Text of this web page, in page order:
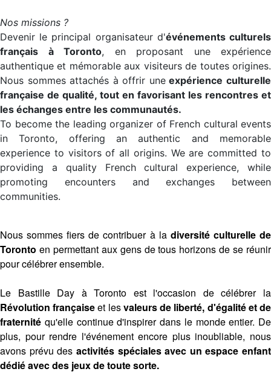
Nos missions ?
Devenir le principal organisateur d'événements culturels
français à Toronto, en proposant une expérience
authentique et mémorable aux visiteurs de toutes origines.
Nous sommes attachés à offrir uneexpérience culturelle
française de qualité, tout en favorisant les rencontres et
les échanges entre les communautés.
To become the leading organizer of French cultural events
in Toronto, offering an authentic and memorable
experience to visitors of all origins. We are committed to
providing a quality French cultural experience, while
promoting encounters and exchanges between
communities.
Nous sommes fiers de contribuer à la diversité culturelle de
Toronto en permettant aux gens de tous horizons de se réunir
pour célébrer ensemble. ​
Le Bastille Day à Toronto est l'occasion de célébrer la
Révolution françaiseet lesvaleurs de liberté, d'égalité et de
fraternité qu'elle continue d'inspirer dans le monde entier. De
plus, pour rendre l'événement encore plus inoubliable, nous
avons prévu des activités spéciales avec un espace enfant
dédié avec des jeux de toute sorte.